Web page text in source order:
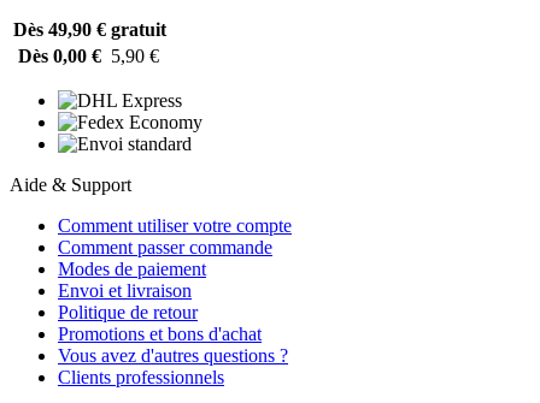
Dès 49,90 € gratuit
Dès 0,00 € 5,90 €
Aide & Support
Comment utiliser votre compte
Comment passer commande
Modes de paiement
Envoi et livraison
Politique de retour
Promotions et bons d'achat
Vous avez d'autres questions ?
Clients professionnels